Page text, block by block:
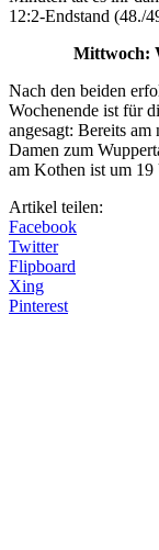
12:2-Endstand (48./
Mittwoch:
Nach den beiden
Wochenende ist für
angesagt: Bereits
Damen zum
am Kothen ist um 19
Artikel teilen:
Facebook
Twitter
Flipboard
Xing
Pinterest